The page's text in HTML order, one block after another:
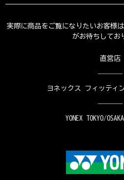
実際に商品をご覧になりたいお客様
がお待ちしてお
直営店
ヨネックス フィッティ
YONEX TOKYO/OSAKA